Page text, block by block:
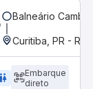
Balneário
Curitiba, PR -
WC
Embarque
direto